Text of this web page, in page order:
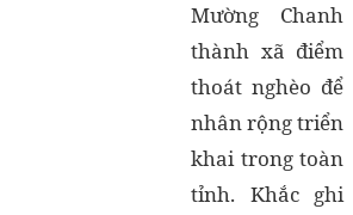
Mường Chanh
thành xã điểm
thoát nghèo để
nhân rộng triển
khai trong toàn
tỉnh. Khắc ghi